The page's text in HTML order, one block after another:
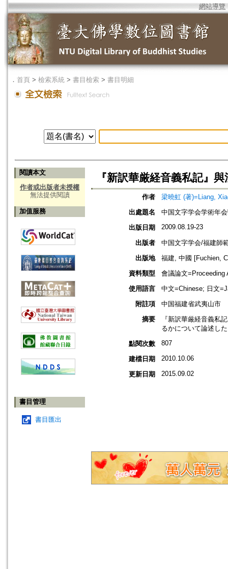
網站導覽
． 首頁 > 檢索系統 > 書目檢索 > 書目明細
閱讀本文
作者或出版者未授權
無法提供閱讀
加值服務
書目管理
書目匯出
『新訳華厳経音義私記』
作者
梁曉虹 (著)=Liang,
出處題名
中国文字学会学術年
出版日期
2009.08.19-23
出版者
中国文字学会/福建師
出版地
福建, 中國 [Fuchien,
資料類型
會議論文=Proceeding
使用語言
中文=Chinese; 日文
附註項
中国福建省武夷山市
摘要
『新訳華厳経音義私
るかについて論述し
點閱次數
807
建檔日期 2010.10.06
更新日期 2015.09.02